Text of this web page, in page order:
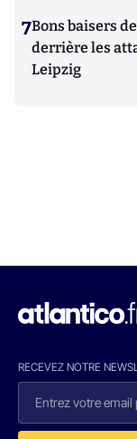
7Bons baisers
derrière les
Leipzig
RECEVEZ NOTRE